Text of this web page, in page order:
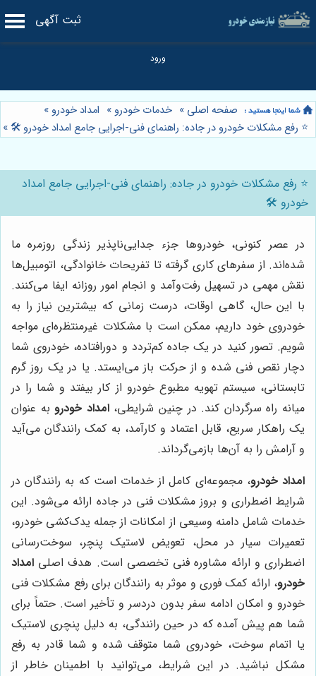
ثبت آگهی
صفحه اصلی » خدمات خودرو » امداد خودرو »
⭐️ رفع مشکلات خودرو در جاده: راهنمای فنی-اجرایی جامع امداد خودرو 🛠️»
⭐️ رفع مشکلات خودرو در جاده: راهنمای فنی-اجرایی جامع امداد
خودرو 🛠️
در عصر کنونی، خودروها جزء جدایی‌ناپذیر زندگی روزمره ما
شده‌اند. از سفرهای کاری گرفته تا تفریحات خانوادگی، اتومبیل‌ها
نقش مهمی در تسهیل رفت‌وآمد و انجام امور روزانه ایفا می‌کنند.
با این حال، گاهی اوقات، درست زمانی که بیشترین نیاز را به
خودروی خود داریم، ممکن است با مشکلات غیرمنتظره‌ای مواجه
شویم. تصور کنید در یک جاده کم‌تردد و دورافتاده، خودروی شما
دچار نقص فنی شده و از حرکت باز می‌ایستد. یا در یک روز گرم
تابستانی، سیستم تهویه مطبوع خودرو از کار بیفتد و شما را در
میانه راه سرگردان کند. در چنین شرایطی،امداد خودروبه عنوان
یک راهکار سریع، قابل اعتماد و کارآمد، به کمک رانندگان می‌آید
و آرامش را به آن‌ها بازمی‌گرداند.
امداد خودرو، مجموعه‌ای کامل از خدمات است که به رانندگان در
شرایط اضطراری و بروز مشکلات فنی در جاده ارائه می‌شود. این
خدمات شامل دامنه وسیعی از امکانات از جمله یدک‌کشی خودرو،
تعمیرات سیار در محل، تعویض لاستیک پنچر، سوخت‌رسانی
اضطراری و ارائه مشاوره فنی تخصصی است. هدف اصلی امداد
خودرو، ارائه کمک فوری و موثر به رانندگان برای رفع مشکلات فنی
خودرو و امکان ادامه سفر بدون دردسر و تأخیر است. حتماً برای
شما هم پیش آمده که در حین رانندگی، به دلیل پنچری لاستیک
یا اتمام سوخت، خودروی شما متوقف شده و شما قادر به رفع
مشکل نباشید. در این شرایط، می‌توانید با اطمینان خاطر از